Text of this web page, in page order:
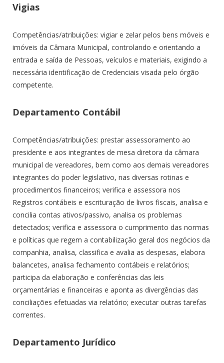
Vigias
Competências/atribuições: vigiar e zelar pelos bens móveis e
imóveis da Câmara Municipal, controlando e orientando a
entrada e saída de Pessoas, veículos e materiais, exigindo a
necessária identificação de Credenciais visada pelo órgão
competente.
Departamento Contábil
Competências/atribuições: prestar assessoramento ao
presidente e aos integrantes de mesa diretora da câmara
municipal de vereadores, bem como aos demais vereadores
integrantes do poder legislativo, nas diversas rotinas e
procedimentos financeiros; verifica e assessora nos
Registros contábeis e escrituração de livros fiscais, analisa e
concilia contas ativos/passivo, analisa os problemas
detectados; verifica e assessora o cumprimento das normas
e políticas que regem a contabilização geral dos negócios da
companhia, analisa, classifica e avalia as despesas, elabora
balancetes, analisa fechamento contábeis e relatórios;
participa da elaboração e conferências das leis
orçamentárias e financeiras e aponta as divergências das
conciliações efetuadas via relatório; executar outras tarefas
correntes.
Departamento Jurídico